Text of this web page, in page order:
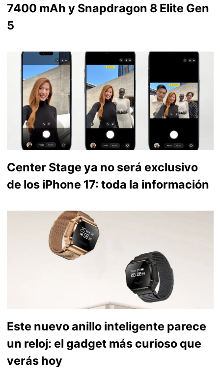
7400 mAh y Snapdragon 8 Elite Gen
5
Center Stage ya no será exclusivo
de los iPhone 17: toda la información
Este nuevo anillo inteligente parece
un reloj: el gadget más curioso que
verás hoy